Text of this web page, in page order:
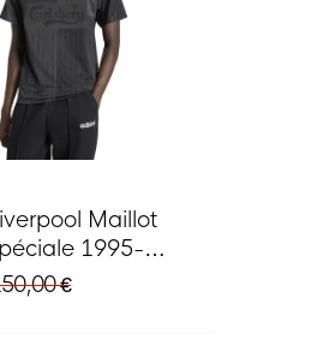
Maillot
1995-
€